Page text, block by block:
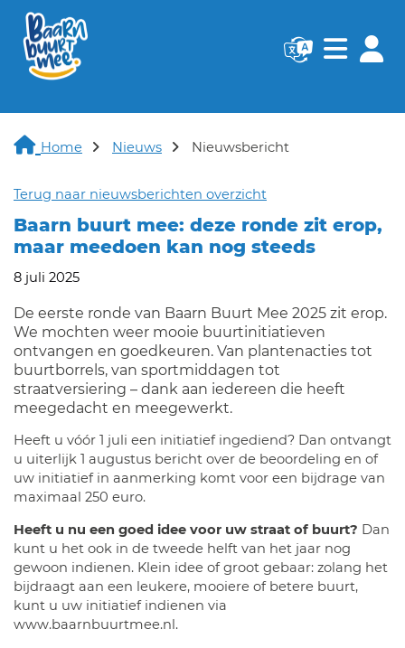
Navigatie
Home Nieuws Nieuwsbericht
Terug naar nieuwsberichten overzicht
Baarn buurt mee: deze ronde zit erop,
maar meedoen kan nog steeds
8 juli 2025
De eerste ronde van Baarn Buurt Mee 2025 zit erop.
We mochten weer mooie buurtinitiatieven
ontvangen en goedkeuren. Van plantenacties tot
buurtborrels, van sportmiddagen tot
straatversiering – dank aan iedereen die heeft
meegedacht en meegewerkt.
Heeft u vóór 1 juli een initiatief ingediend? Dan ontvangt
u uiterlijk 1 augustus bericht over de beoordeling en of
uw initiatief in aanmerking komt voor een bijdrage van
maximaal 250 euro.
Heeft u nu een goed idee voor uw straat of buurt? Dan
kunt u het ook in de tweede helft van het jaar nog
gewoon indienen. Klein idee of groot gebaar: zolang het
bijdraagt aan een leukere, mooiere of betere buurt,
kunt u uw initiatief indienen via
www.baarnbuurtmee.nl.